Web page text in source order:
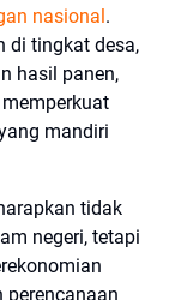
nasional.
di tingkat desa,
hasil panen,
mandiri
tidak
negeri, tetapi
perencanaan